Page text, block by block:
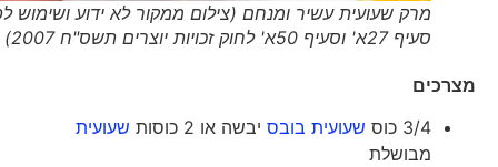
מרק שעועית עשיר ומנחם (צילום ממקור לא ידוע ושימוש לפי
סעיף 27א' וסעיף 50א' לחוק זכויות יוצרים תשס"ח 2007)
מצרכים
3/4 כוס
שעועית בובסיבשה או 2 כוסות
שעועית
מבושלת